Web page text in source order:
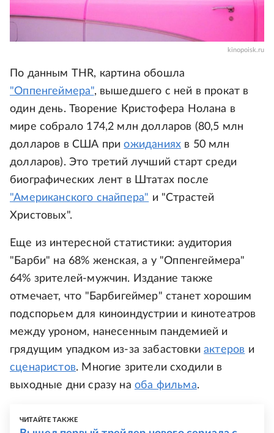
kinopoisk.ru
По данным THR, картина обошла
"Оппенгеймера", вышедшего с ней в прокат в
один день. Творение Кристофера Нолана в
мире собрало 174,2 млн долларов (80,5 млн
долларов в США приожиданиях в 50 млн
долларов). Это третий лучший старт среди
биографических лент в Штатах после
"Американского снайпера" и "Страстей
Христовых".
Еще из интересной статистики: аудитория
"Барби" на 68% женская, а у "Оппенгеймера"
64% зрителей-мужчин. Издание также
отмечает, что "Барбигеймер" станет хорошим
подспорьем для киноиндустрии и кинотеатров
между уроном, нанесенным пандемией и
грядущим упадком из-за забастовкиактеров и
сценаристов. Многие зрители сходили в
выходные дни сразу на оба фильма.
ЧИТАЙТЕ ТАКЖЕ